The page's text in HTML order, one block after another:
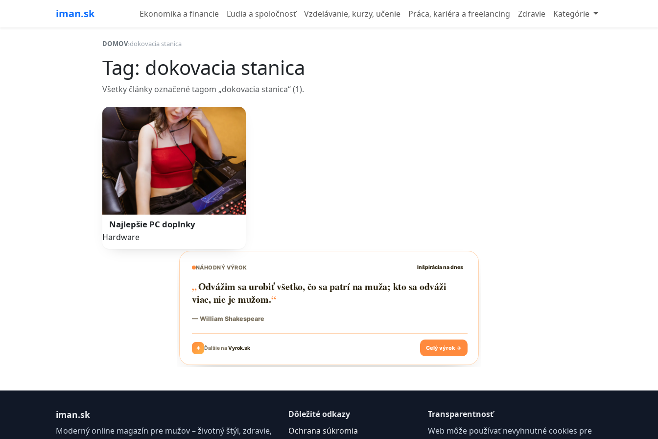
iman.sk Ekonomika a financie Ľudia a spoločnosť Vzdelávanie, kurzy, učenie Práca, kariéra a freelancing Zdravie Kategórie
DOMOV›dokovacia stanica
Tag: dokovacia stanica
Všetky články označené tagom „dokovacia stanica“ (1).
Najlepšie PC doplnky
Hardware
iman.sk
Moderný online magazín pre mužov – životný štýl, zdravie,
Dôležité odkazy
Ochrana súkromia
Transparentnosť
Web môže používať nevyhnutné cookies pre